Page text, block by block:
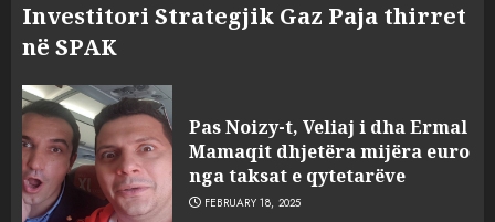
Investitori Strategjik Gaz Paja thirret
në SPAK
Pas Noizy-t, Veliaj i dha Ermal
Mamaqit dhjetëra mijëra euro
nga taksat e qytetarëve
FEBRUARY 18, 2025